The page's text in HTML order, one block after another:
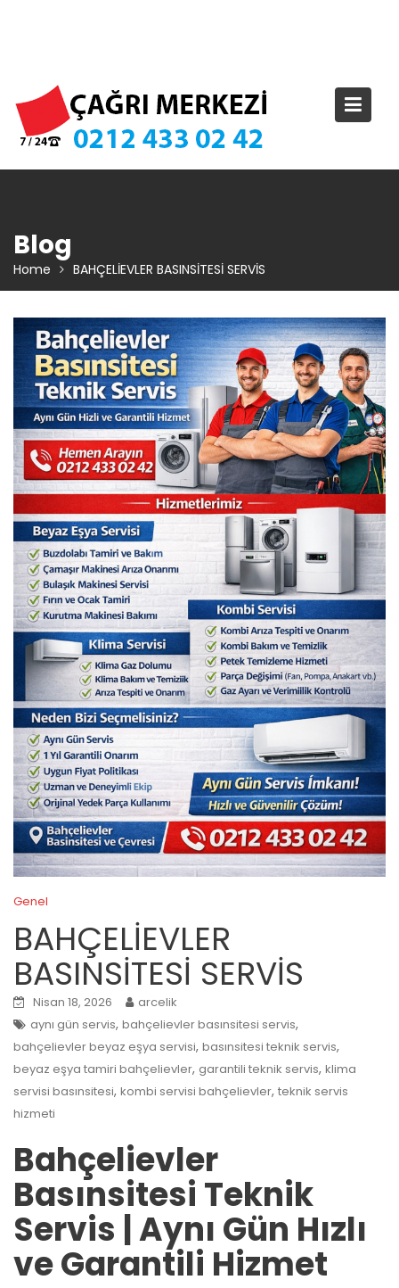
Blog
Home BAHÇELİEVLER BASINSİTESİ SERVİS
Genel
BAHÇELİEVLER
BASINSİTESİ SERVİS
Nisan 18, 2026
arcelik
aynı gün servis, bahçelievler basınsitesi servis,
bahçelievler beyaz eşya servisi, basınsitesi teknik servis,
beyaz eşya tamiri bahçelievler, garantili teknik servis, klima
servisi basınsitesi, kombi servisi bahçelievler, teknik servis
hizmeti
Bahçelievler
Basınsitesi Teknik
Servis | Aynı Gün Hızlı
ve Garantili Hizmet